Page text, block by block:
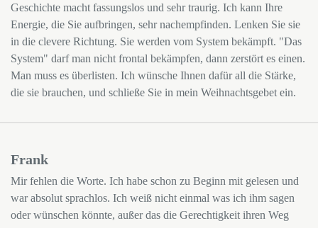
Geschichte macht fassungslos und sehr traurig. Ich kann Ihre
Energie, die Sie aufbringen, sehr nachempfinden. Lenken Sie sie
in die clevere Richtung. Sie werden vom System bekämpft. "Das
System" darf man nicht frontal bekämpfen, dann zerstört es einen.
Man muss es überlisten. Ich wünsche Ihnen dafür all die Stärke,
die sie brauchen, und schließe Sie in mein Weihnachtsgebet ein.
Frank
Mir fehlen die Worte. Ich habe schon zu Beginn mit gelesen und
war absolut sprachlos. Ich weiß nicht einmal was ich ihm sagen
oder wünschen könnte, außer das die Gerechtigkeit ihren Weg